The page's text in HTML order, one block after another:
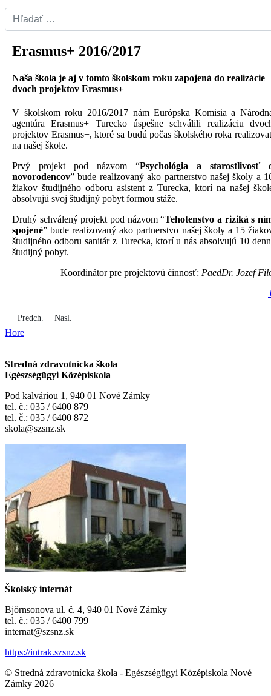
Hľadať...
Erasmus+ 2016/2017
Detaily
Naša škola je aj v tomto školskom roku zapojená do realizácie
dvoch projektov Erasmus+
V školskom roku 2016/2017 nám Európska Komisia a
agentúra Erasmus+ Turecko úspešne schválili realizáciu
projektov Erasmus+, ktoré sa budú počas školského roka
na našej škole.
Prvý projekt pod názvom “Psychológia a starostlivosť
novorodencov” bude realizovaný ako partnerstvo našej školy a
žiakov študijného odboru asistent z Turecka, ktorí na našej
absolvujú svoj študijný pobyt formou stáže.
Druhý schválený projekt pod názvom “Tehotenstvo a riziká s
spojené” bude realizovaný ako partnerstvo našej školy a 15
študijného odboru sanitár z Turecka, ktorí u nás absolvujú 10
študijný pobyt.
Koordinátor pre projektovú činnosť: PaedDr. Jozef
Predchádzajúci článok: Stáž v Londýne
Predch. Nasledujúci článok: Hosťovanie partnerov
Nasl.
Hore
Stredná zdravotnícka škola
Egészségügyi Középiskola
Pod kalváriou 1, 940 01 Nové Zámky
tel. č.: 035 / 6400 879
tel. č.: 035 / 6400 872
skola@szsnz.sk
Školský internát
Björnsonova ul. č. 4, 940 01 Nové Zámky
tel. č.: 035 / 6400 799
internat@szsnz.sk
https://intrak.szsnz.sk
© Stredná zdravotnícka škola - Egészségügyi Középiskola Nové
Zámky 2026